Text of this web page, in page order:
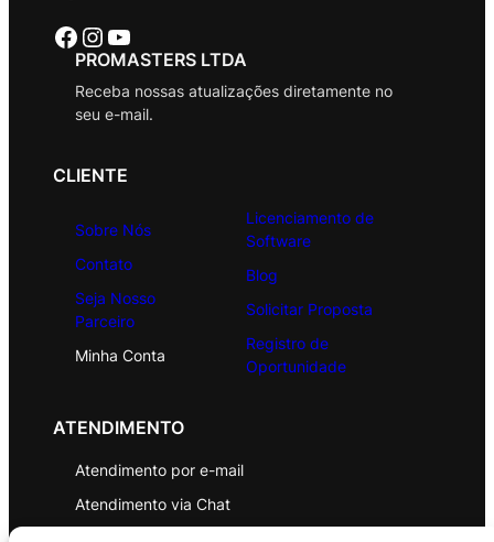
Facebook Instagram Youtube
PROMASTERS LTDA
Receba nossas atualizações diretamente no
seu e-mail.
CLIENTE
Sobre Nós
Contato
Seja Nosso
Parceiro
Minha Conta
Licenciamento de
Software
Blog
Solicitar Proposta
Registro de
Oportunidade
ATENDIMENTO
Atendimento por e-mail
Atendimento via Chat